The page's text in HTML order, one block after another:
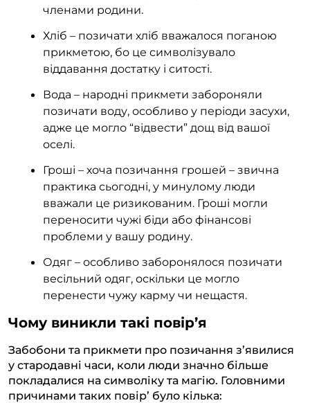
членами родини.
Хліб – позичати хліб вважалося поганою
прикметою, бо це символізувало
віддавання достатку і ситості.
Вода – народні прикмети забороняли
позичати воду, особливо у періоди засухи,
адже це могло “відвести” дощ від вашої
оселі.
Гроші – хоча позичання грошей – звична
практика сьогодні, у минулому люди
вважали це ризикованим. Гроші могли
переносити чужі біди або фінансові
проблеми у вашу родину.
Одяг – особливо заборонялося позичати
весільний одяг, оскільки це могло
перенести чужу карму чи нещастя.
Чому виникли такі повір’я
Забобони та прикмети про позичання з’явилися
у стародавні часи, коли люди значно більше
покладалися на символіку та магію. Головними
причинами таких повір’ було кілька: